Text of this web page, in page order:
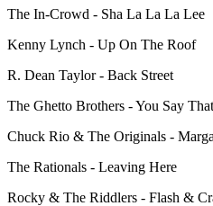
The In-Crowd - Sha La La La Lee
Kenny Lynch - Up On The Roof
R. Dean Taylor - Back Street
The Ghetto Brothers - You Say
Chuck Rio & The Originals -
The Rationals - Leaving Here
Rocky & The Riddlers - Flash &